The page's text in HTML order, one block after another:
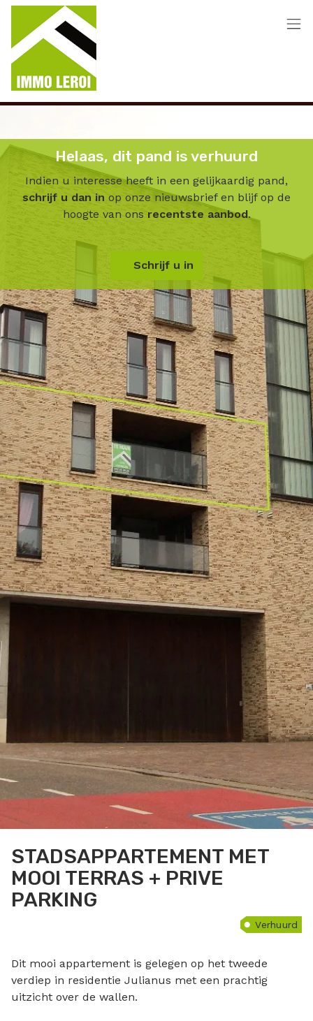
Menu overslaan en naar de inhoud gaan
Helaas, dit pand is verhuurd
Indien u interesse heeft in een gelijkaardig pand,
schrijf u dan in op onze nieuwsbrief en blijf op de
hoogte van ons recentste aanbod.
Schrijf u in
STADSAPPARTEMENT MET
MOOI TERRAS + PRIVE
PARKING
Verhuurd
Dit mooi appartement is gelegen op het tweede
verdiep in residentie Julianus met een prachtig
uitzicht over de wallen.